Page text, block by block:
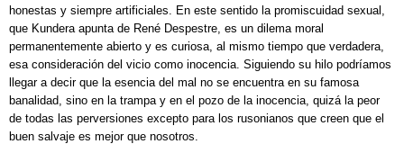
honestas y siempre artificiales. En este sentido la promiscuidad sexual,
que Kundera apunta de René Despestre, es un dilema moral
permanentemente abierto y es curiosa, al mismo tiempo que verdadera,
esa consideración del vicio como inocencia. Siguiendo su hilo podríamos
llegar a decir que la esencia del mal no se encuentra en su famosa
banalidad, sino en la trampa y en el pozo de la inocencia, quizá la peor
de todas las perversiones excepto para los rusonianos que creen que el
buen salvaje es mejor que nosotros.